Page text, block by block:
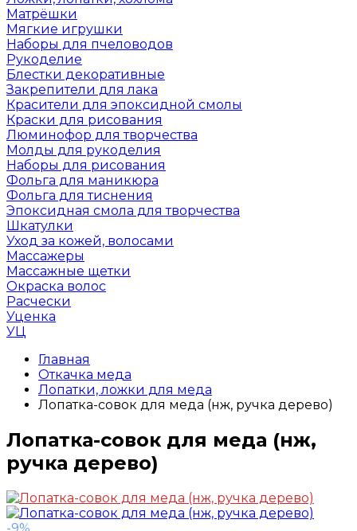
Матрёшки
Мягкие игрушки
Наборы для пчеловодов
Рукоделие
Блестки декоративные
Закрепители для лака
Красители для эпоксидной смолы
Краски для рисования
Люминофор для творчества
Молды для рукоделия
Наборы для рисования
Фольга для маникюра
Фольга для тиснения
Эпоксидная смола для творчества
Шкатулки
Уход за кожей, волосами
Массажеры
Массажные щетки
Окраска волос
Расчески
Уценка
УЦ
Главная
Откачка меда
Лопатки, ложки для меда
Лопатка-совок для меда (нж, ручка дерево)
Лопатка-совок для меда (нж,
ручка дерево)